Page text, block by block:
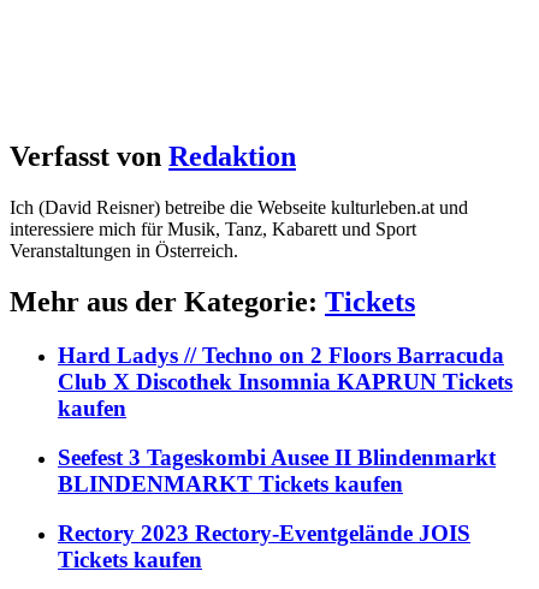
Verfasst von Redaktion
Ich (David Reisner) betreibe die Webseite kulturleben.at und
interessiere mich für Musik, Tanz, Kabarett und Sport
Veranstaltungen in Österreich.
Mehr aus der Kategorie: Tickets
Hard Ladys // Techno on 2 Floors Barracuda
Club X Discothek Insomnia KAPRUN Tickets
kaufen
Seefest 3 Tageskombi Ausee II Blindenmarkt
BLINDENMARKT Tickets kaufen
Rectory 2023 Rectory-Eventgelände JOIS
Tickets kaufen